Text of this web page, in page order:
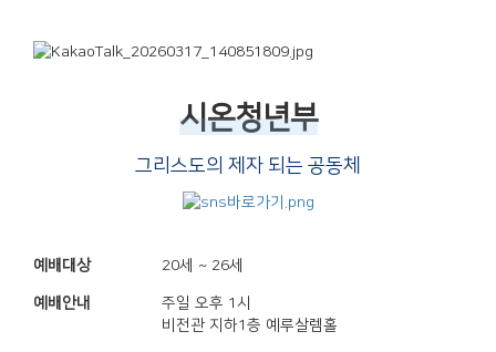
시온청년부
그리스도의 제자 되는 공동체
예배대상 20세 ~ 26세
예배안내
주일 오후 1시
비전관 지하1층 예루살렘홀